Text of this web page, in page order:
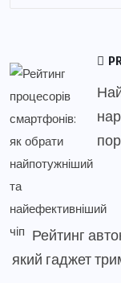
Рейтинг
який гаджет